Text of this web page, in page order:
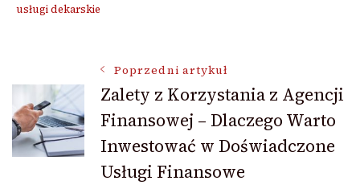
usługi dekarskie
Nawigacja
wpisu
Poprzedni artykuł
Zalety z Korzystania z Agencji
Finansowej – Dlaczego Warto
Inwestować w Doświadczone
Usługi Finansowe